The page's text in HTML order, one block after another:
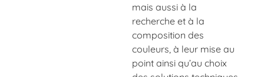
mais aussi à la
recherche et à la
composition des
couleurs, à leur mise au
point ainsi qu’au choix